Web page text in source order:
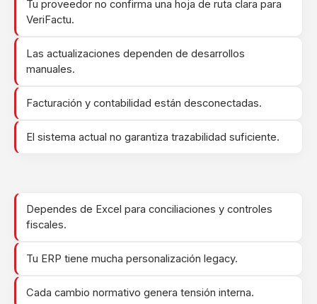
Tu proveedor no confirma una hoja de ruta clara para
VeriFactu.
Las actualizaciones dependen de desarrollos
manuales.
Facturación y contabilidad están desconectadas.
El sistema actual no garantiza trazabilidad suficiente.
Dependes de Excel para conciliaciones y controles
fiscales.
Tu ERP tiene mucha personalización legacy.
Cada cambio normativo genera tensión interna.